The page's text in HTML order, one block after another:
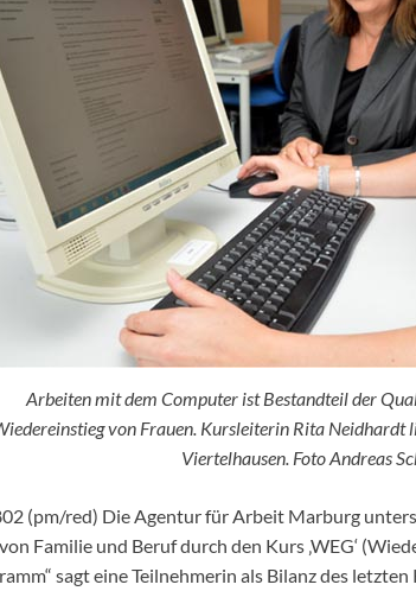
Arbeiten mit dem Computer ist Bestandteil der
von Frauen. Kursleiterin Rita Neidhardt
Viertelhausen. Foto Andreas
(pm/red) Die Agentur für Arbeit Marburg
Familie und Beruf durch den Kurs ‚WEG‘
sagt eine Teilnehmerin als Bilanz des letzten